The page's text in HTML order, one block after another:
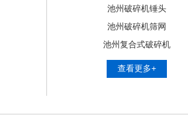
池州破碎机锤头
池州破碎机筛网
池州复合式破碎机
查看更多+